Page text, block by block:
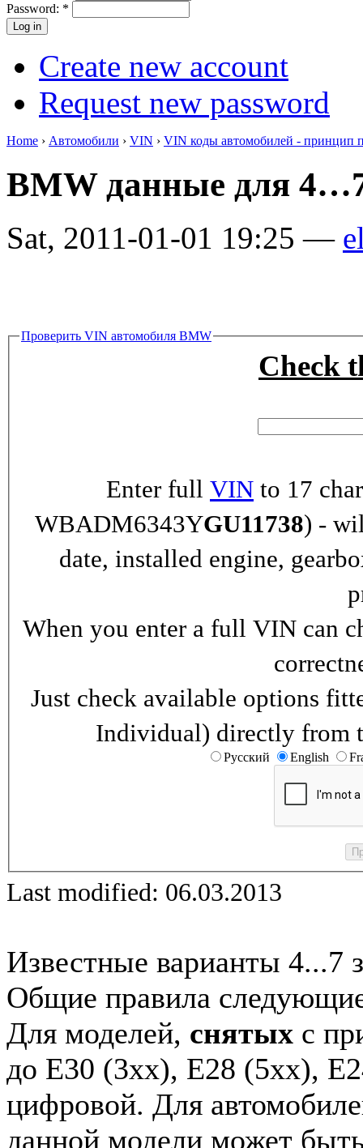
Password: *
Create new account
Request new password
Home › Автомобили › VIN › VIN коды автомобилей - принцип
BMW данные для
Sat, 2011-01-01 19:25 —
Проверить VIN автомобиля BMW
Check
Enter full VIN to 17
WBADM6343YGU11738) -
date, installed engine,
When you enter a full VIN can
Just check available options
Individual) directly from
Русский English
Last modified: 06.03.2013
Известные варианты 4...7
Общие правила
Для моделей, снятых с
до E30 (3xx), E28 (5xx),
цифровой. Для
данной модели может